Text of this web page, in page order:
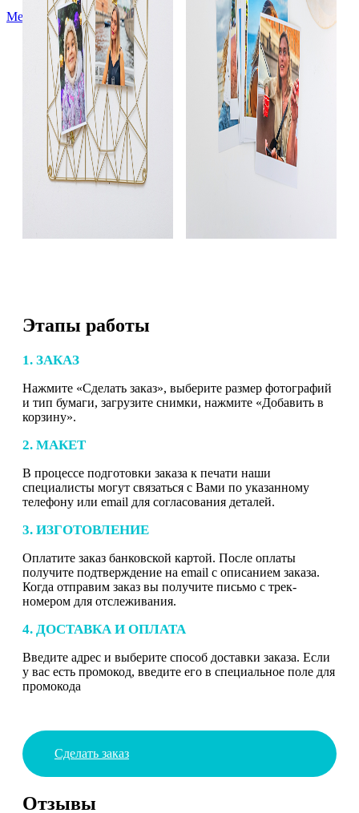
Меню
Этапы работы
1. ЗАКАЗ
Нажмите «Сделать заказ», выберите размер фотографий
и тип бумаги, загрузите снимки, нажмите «Добавить в
корзину».
2. МАКЕТ
В процессе подготовки заказа к печати наши
специалисты могут связаться с Вами по указанному
телефону или email для согласования деталей.
3. ИЗГОТОВЛЕНИЕ
Оплатите заказ банковской картой. После оплаты
получите подтверждение на email с описанием заказа.
Когда отправим заказ вы получите письмо с трек-
номером для отслеживания.
4. ДОСТАВКА И ОПЛАТА
Введите адрес и выберите способ доставки заказа. Если
у вас есть промокод, введите его в специальное поле для
промокода
Сделать заказ
Отзывы